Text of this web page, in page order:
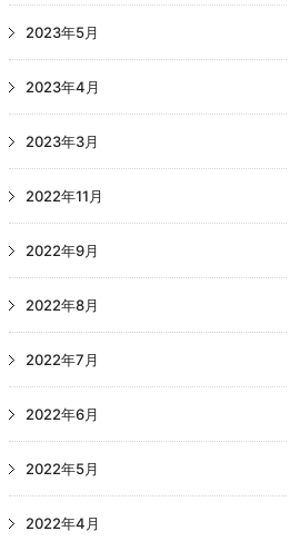
2023年5月
2023年4月
2023年3月
2022年11月
2022年9月
2022年8月
2022年7月
2022年6月
2022年5月
2022年4月